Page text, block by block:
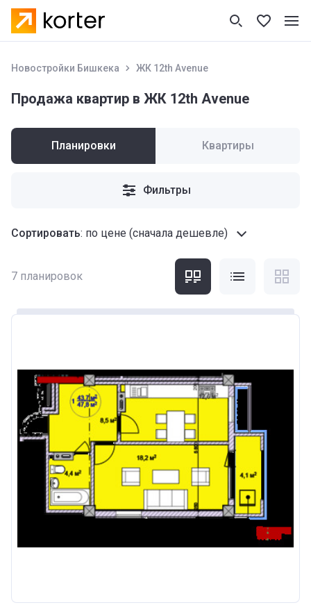
Новостройки Бишкека ЖК 12th Аvenue
Продажа квартир в ЖК 12th Аvenue
Планировки Квартиры
Фильтры
Сортировать: по цене (сначала дешевле)
7 планировок